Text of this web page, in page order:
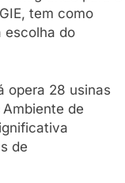
tem como
escolha do
opera 28 usinas
de
de